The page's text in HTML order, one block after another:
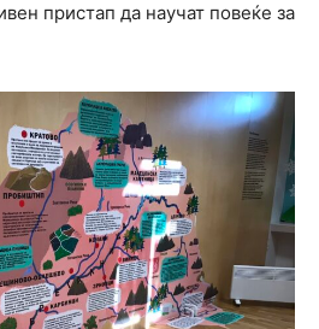
пристап да научат повеќе за